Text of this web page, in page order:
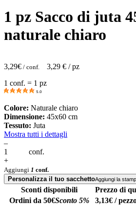
1 pz Sacco di juta
naturale chiaro
3,29€ / conf.
1 conf. = 1 pz
3,29 € / pz
5.0
Colore: Naturale chiaro
Dimensione: 45x60 cm
Tessuto: Juta
Mostra tutti i dettagli
–
conf.
+
Aggiungi 1 conf.
Personalizza il tuo sacchettoAggiungi la
Sconti disponibili
Prezzo di
Ordini da 50€Sconto 5%
3,13€ /